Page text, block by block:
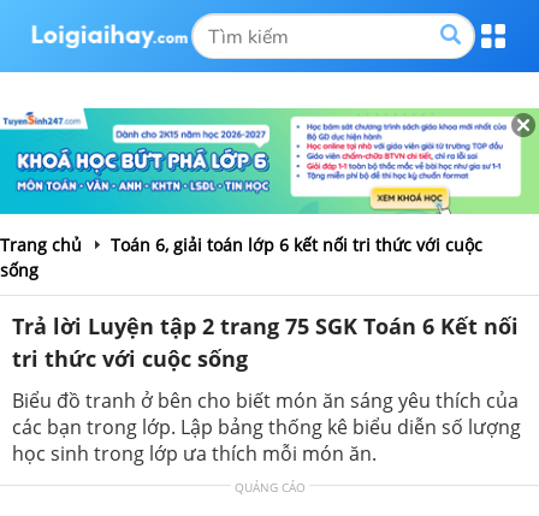
Trang chủ
Toán 6, giải toán lớp 6 kết nối tri thức với cuộc
sống
Trả lời Luyện tập 2 trang 75 SGK Toán 6 Kết nối
tri thức với cuộc sống
Biểu đồ tranh ở bên cho biết món ăn sáng yêu thích của
các bạn trong lớp. Lập bảng thống kê biểu diễn số lượng
học sinh trong lớp ưa thích mỗi món ăn.
QUẢNG CÁO